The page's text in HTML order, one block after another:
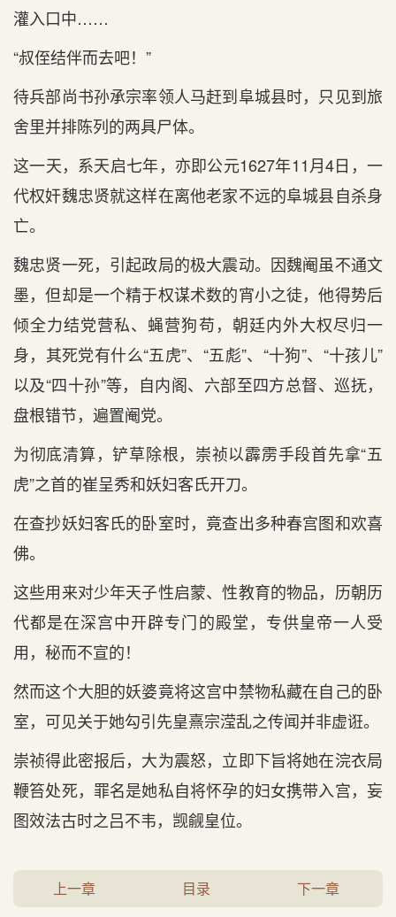
灌入口中……
“叔侄结伴而去吧！”
待兵部尚书孙承宗率领人马赶到阜城县时，只见到旅
舍里并排陈列的两具尸体。
这一天，系天启七年，亦即公元1627年11月4日，一
代权奸魏忠贤就这样在离他老家不远的阜城县自杀身
亡。
魏忠贤一死，引起政局的极大震动。因魏阉虽不通文
墨，但却是一个精于权谋术数的宵小之徒，他得势后
倾全力结党营私、蝇营狗苟，朝廷内外大权尽归一
身，其死党有什么“五虎”、“五彪”、“十狗”、“十孩儿”
以及“四十孙”等，自内阁、六部至四方总督、巡抚，
盘根错节，遍置阉党。
为彻底清算，铲草除根，崇祯以霹雳手段首先拿“五
虎”之首的崔呈秀和妖妇客氏开刀。
在查抄妖妇客氏的卧室时，竟查出多种春宫图和欢喜
佛。
这些用来对少年天子性启蒙、性教育的物品，历朝历
代都是在深宫中开辟专门的殿堂，专供皇帝一人受
用，秘而不宣的！
然而这个大胆的妖婆竟将这宫中禁物私藏在自己的卧
室，可见关于她勾引先皇熹宗滢乱之传闻并非虚诳。
崇祯得此密报后，大为震怒，立即下旨将她在浣衣局
鞭笞处死，罪名是她私自将怀孕的妇女携带入宫，妄
图效法古时之吕不韦，觊觎皇位。
上一章 目录 下一章